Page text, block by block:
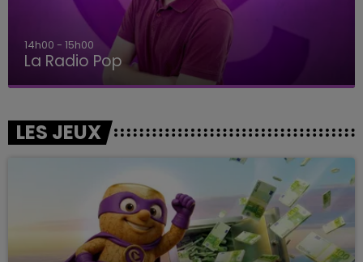
14h00 - 15h00
La Radio Pop
LES JEUX